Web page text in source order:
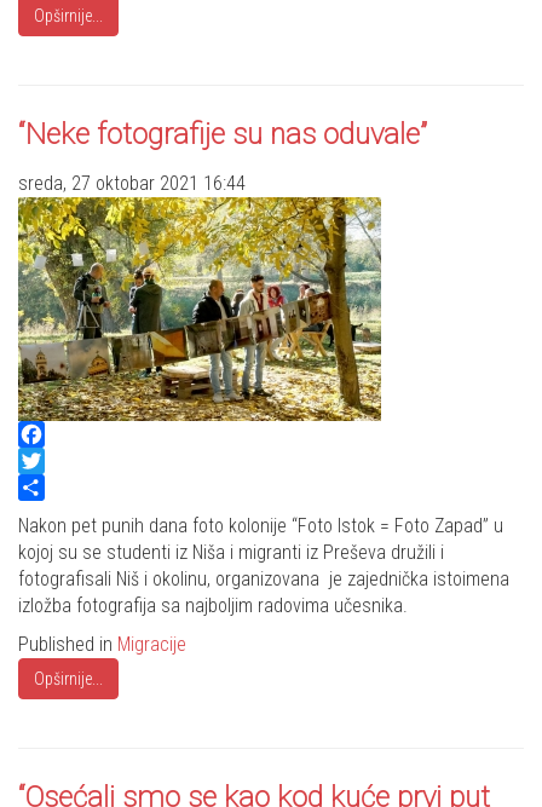
Opširnije...
“Neke fotografije su nas oduvale”
sreda, 27 oktobar 2021 16:44
Facebook
Twitter
Share
Nakon pet punih dana foto kolonije “Foto Istok = Foto Zapad” u
kojoj su se studenti iz Niša i migranti iz Preševa družili i
fotografisali Niš i okolinu, organizovana je zajednička istoimena
izložba fotografija sa najboljim radovima učesnika.
Published in Migracije
Opširnije...
“Osećali smo se kao kod kuće prvi put